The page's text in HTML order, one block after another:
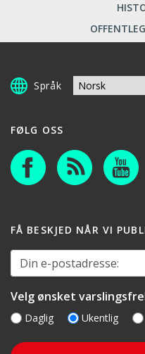
Språk
FØLG OSS
FÅ BESKJED NÅR VI
Din e-postadresse:
Velg ønsket
Daglig Ukentlig